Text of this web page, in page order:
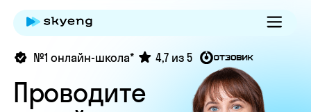
4,7 из 5
Проводите
онлайн-уроки